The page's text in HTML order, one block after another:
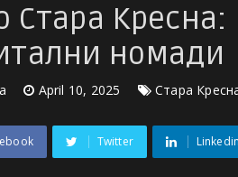
Стара
номади
April 10, 2025 Стара
Twitter Linkedin